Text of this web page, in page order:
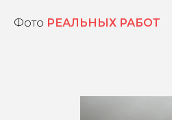
Фото РЕАЛЬНЫХ РАБОТ